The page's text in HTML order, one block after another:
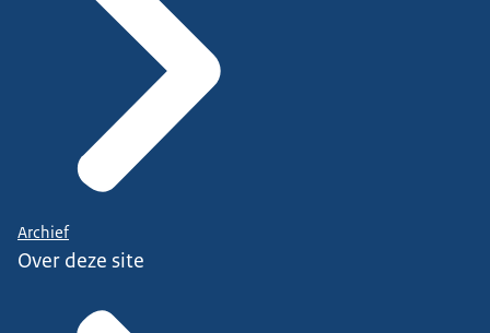
Archief
Over deze site